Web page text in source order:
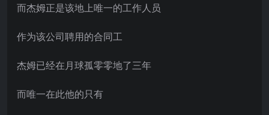
而杰姆正是该地上唯一的工作人员
作为该公司聘用的合同工
杰姆已经在月球孤零零地了三年
而唯一在此他的只有